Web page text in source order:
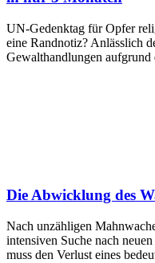
UN-Gedenktag für Opfer
eine Randnotiz? Anlässlich
Gewalthandlungen aufgrund
Die Abwicklung des
Nach unzähligen
intensiven Suche nach
muss den Verlust eines